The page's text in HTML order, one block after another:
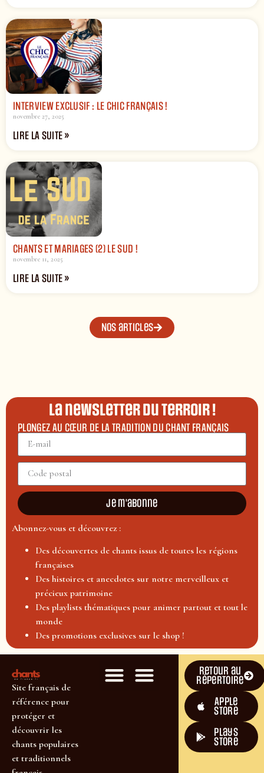
INTERVIEW EXCLUSIF : LE CHIC FRANÇAIS !
novembre 27, 2025
LIRE LA SUITE »
CHANTS ET MARIAGES (2) LE SUD !
novembre 11, 2025
LIRE LA SUITE »
Nos articles
La newsletter du terroir !
PLONGEZ AU CŒUR DE LA TRADITION DU CHANT FRANÇAIS
Je m'abonne
Abonnez-vous et découvrez :
Des découvertes de chants issus de toutes les régions
françaises
Des histoires et anecdotes sur notre merveilleux et
précieux patrimoine
Des playlists thématiques pour animer partout et tout le
monde
Des promotions exclusives sur le shop !
Site français de
référence pour
protéger et
découvrir les
chants populaires
et traditionnels
Retour au
répertoire
Apple
Store
plays
store